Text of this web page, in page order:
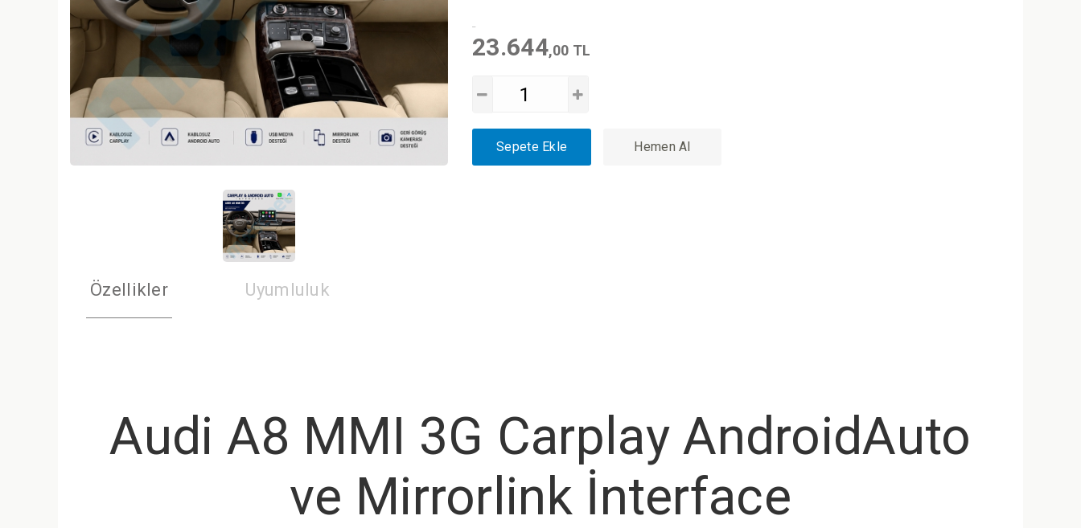
23.644,00 TL
Sepete Ekle Hemen Al
Özellikler Uyumluluk
Audi A8 MMI 3G Carplay AndroidAuto
ve Mirrorlink İnterface